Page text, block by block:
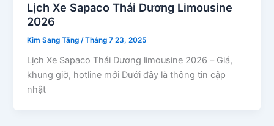
Lịch Xe Sapaco Thái Dương Limousine
2026
Kim Sang Tăng/Tháng 7 23, 2025
Lịch Xe Sapaco Thái Dương limousine 2026 – Giá,
khung giờ, hotline mới Dưới đây là thông tin cập
nhật